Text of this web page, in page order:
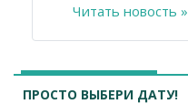
Читать новость »
ПРОСТО ВЫБЕРИ ДАТУ!